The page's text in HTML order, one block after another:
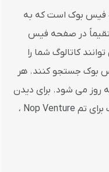
فیس بوک است که به
در صفحه فیس
کاتالوگ شما را
بوک جستجو کنند. هر
روز می شود. برای دیدن
پیش نمایش زنده فروشگاه فیس بوک برای تم Nop Venture ،